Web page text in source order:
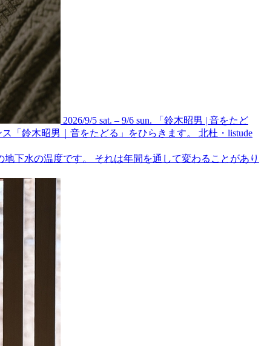
2026/9/5 sat. – 9/6 sun. 「鈴木昭男 | 音をたど
「鈴木昭男｜音をたどる」をひらきます。 北杜・listude
下水の温度です。 それは年間を通して変わることがあり